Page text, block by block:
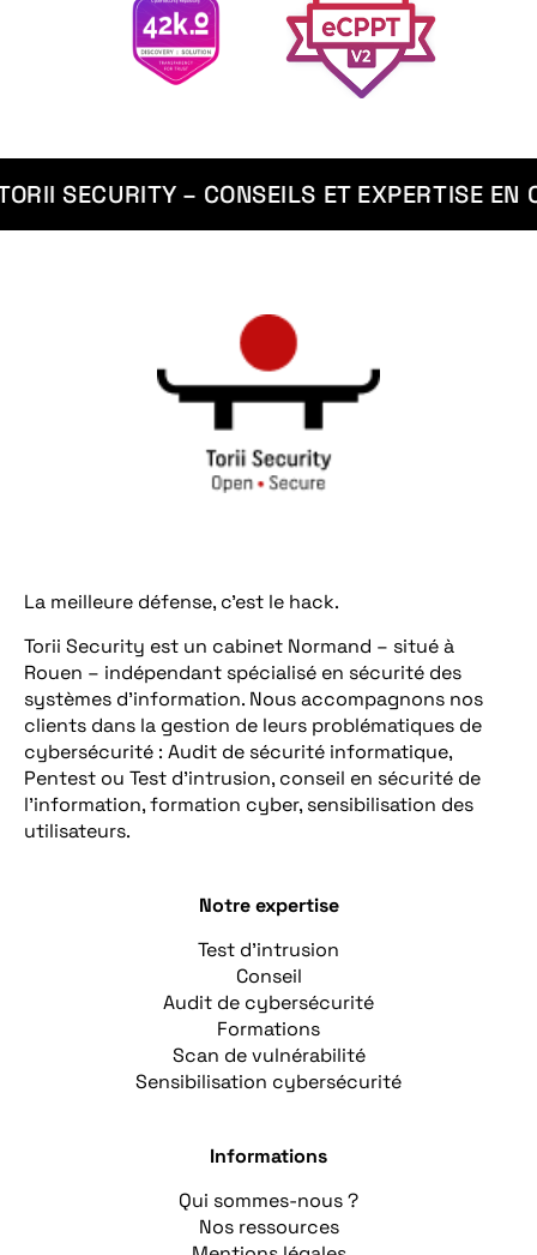
SECURITY – CONSEILS ET EXPERTISE EN
La meilleure défense, c’est le hack.
Torii Security est un cabinet Normand – situé à
Rouen – indépendant spécialisé en sécurité des
systèmes d’information. Nous accompagnons nos
clients dans la gestion de leurs problématiques de
cybersécurité : Audit de sécurité informatique,
Pentest ou Test d’intrusion, conseil en sécurité de
l’information, formation cyber, sensibilisation des
utilisateurs.
Notre expertise
Test d’intrusion
Conseil
Audit de cybersécurité
Formations
Scan de vulnérabilité
Sensibilisation cybersécurité
Informations
Qui sommes-nous ?
Nos ressources